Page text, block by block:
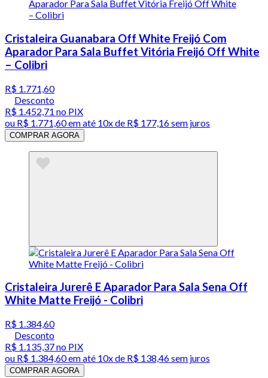
Cristaleira Guanabara Off White Freijó Com
Aparador Para Sala Buffet Vitória Freijó Off White
– Colibri
R$ 1.771,60
Desconto
R$ 1.452,71 no PIX
ou R$ 1.771,60em até 10x de R$ 177,16 sem juros
COMPRAR AGORA
Cristaleira Jurerê E Aparador Para Sala Sena Off
White Matte Freijó - Colibri
R$ 1.384,60
Desconto
R$ 1.135,37no PIX
ou R$ 1.384,60em até 10x de R$ 138,46 sem juros
COMPRAR AGORA